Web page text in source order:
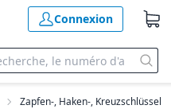
Connexion
Zapfen-, Haken-, Kreuzschlüssel